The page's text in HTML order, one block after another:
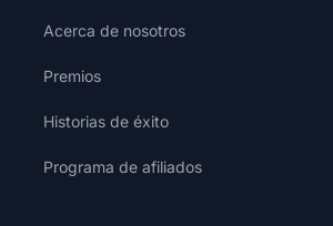
Acerca de nosotros
Premios
Historias de éxito
Programa de afiliados